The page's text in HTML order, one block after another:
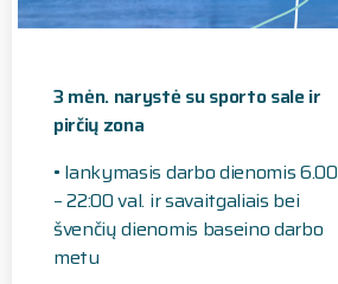
3 mėn. narystė su sporto sale ir
pirčių zona
• lankymasis darbo dienomis 6.00
– 22:00 val. ir savaitgaliais bei
švenčių dienomis baseino darbo
metu